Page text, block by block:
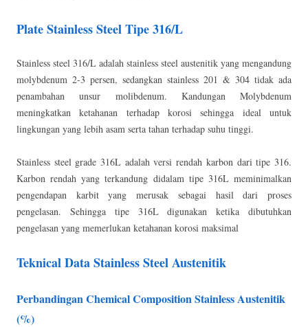
Plate Stainless Steel Tipe 316/L
Stainless steel 316/L adalah stainless steel austenitik yang mengandung
molybdenum 2-3 persen, sedangkan stainless 201 & 304 tidak ada
penambahan unsur molibdenum. Kandungan Molybdenum
meningkatkan ketahanan terhadap korosi sehingga ideal untuk
lingkungan yang lebih asam serta tahan terhadap suhu tinggi.
Stainless steel grade 316L adalah versi rendah karbon dari tipe 316.
Karbon rendah yang terkandung didalam tipe 316L meminimalkan
pengendapan karbit yang merusak sebagai hasil dari proses
pengelasan. Sehingga tipe 316L digunakan ketika dibutuhkan
pengelasan yang memerlukan ketahanan korosi maksimal
Teknical Data Stainless Steel Austenitik
Perbandingan Chemical Composition Stainless Austenitik
(%)